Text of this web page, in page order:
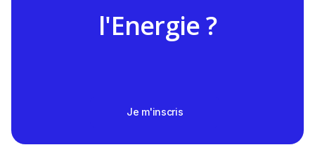
l'Energie ?
Je m'inscris